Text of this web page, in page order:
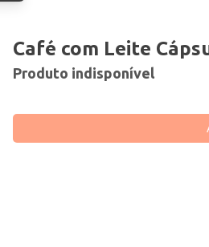
Café com Leite
Produto indisponível